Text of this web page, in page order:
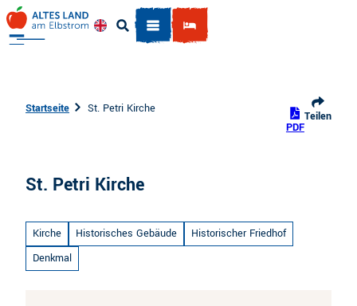
m
Englisch
Suche
Startseite
St. Petri Kirche
PDF
Teilen
St. Petri Kirche
Kirche Historisches Gebäude
Historischer Friedhof
Denkmal